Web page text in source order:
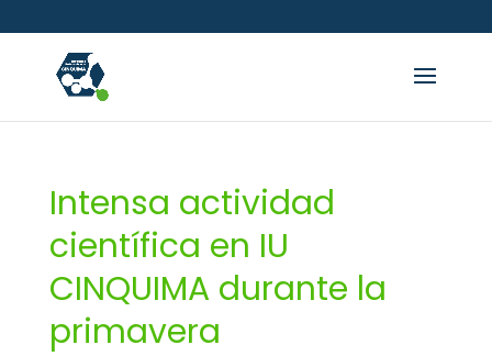
Intensa actividad
científica en IU
CINQUIMA durante la
primavera